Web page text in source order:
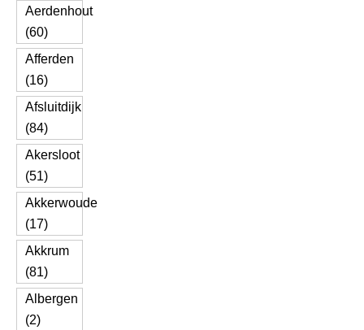
Aerdenhout
(60)
Afferden
(16)
Afsluitdijk
(84)
Akersloot
(51)
Akkerwoude
(17)
Akkrum
(81)
Albergen
(2)